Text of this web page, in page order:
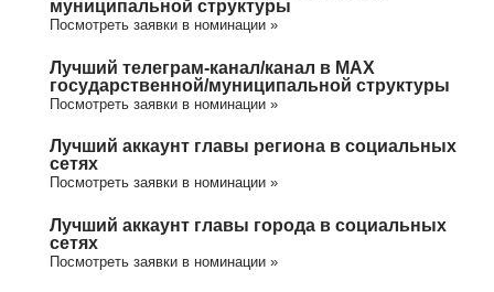
муниципальной структуры
Посмотреть заявки в номинации »
Лучший телеграм-канал/канал в МАХ
государственной/муниципальной структуры
Посмотреть заявки в номинации »
Лучший аккаунт главы региона в социальных
сетях
Посмотреть заявки в номинации »
Лучший аккаунт главы города в социальных
сетях
Посмотреть заявки в номинации »